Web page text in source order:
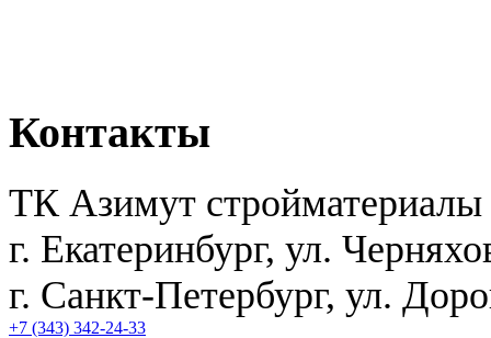
Контакты
ТК Азимут стройматериалы
г. Екатеринбург, ул.
г. Санкт-Петербург, ул.
+7 (343) 342-24-33